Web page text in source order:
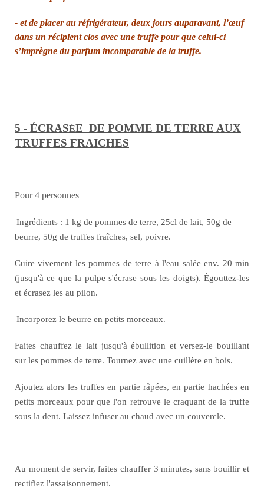
- et de placer au réfrigérateur, deux jours auparavant, l’œuf
dans un récipient clos avec une truffe pour que celui-ci
s’imprègne du parfum incomparable de la truffe.
5 - ÉCRASÉE DE POMME DE TERRE AUX
TRUFFES FRAICHES
Pour 4 personnes
Ingrédients : 1 kg de pommes de terre, 25cl de lait, 50g de
beurre, 50g de truffes fraîches, sel, poivre.
Cuire vivement les pommes de terre à l'eau salée env. 20 min
(jusqu'à ce que la pulpe s'écrase sous les doigts). Égouttez-les
et écrasez les au pilon.
Incorporez le beurre en petits morceaux.
Faites chauffez le lait jusqu'à ébullition et versez-le bouillant
sur les pommes de terre. Tournez avec une cuillère en bois.
Ajoutez alors les truffes en partie râpées, en partie hachées en
petits morceaux pour que l'on retrouve le craquant de la truffe
sous la dent. Laissez infuser au chaud avec un couvercle.
Au moment de servir, faites chauffer 3 minutes, sans bouillir et
rectifiez l'assaisonnement.